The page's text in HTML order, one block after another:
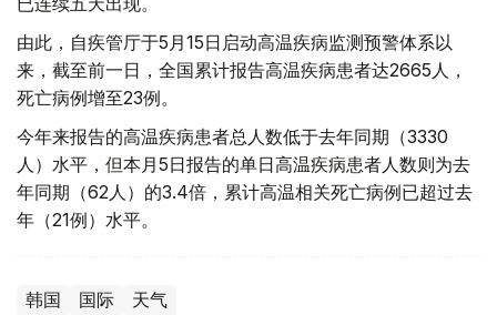
由此，自疾管厅于5月15日启动高温疾病监测预警体系以
来，截至前一日，全国累计报告高温疾病患者达2665人，
死亡病例增至23例。
今年来报告的高温疾病患者总人数低于去年同期（3330
人）水平，但本月5日报告的单日高温疾病患者人数则为去
年同期（62人）的3.4倍，累计高温相关死亡病例已超过去
年（21例）水平。
韩国 国际 天气